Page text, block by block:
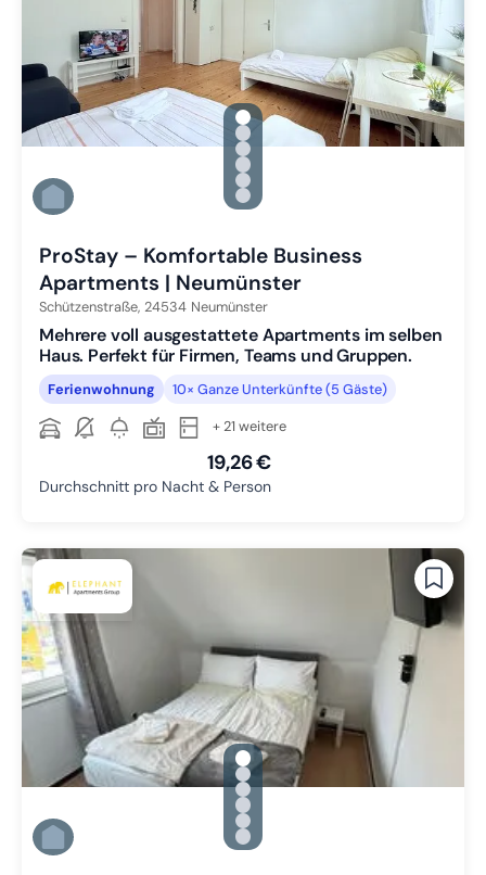
gallery.slide_selector
Zu Slide 1 wechseln
Zu Slide 2 wechseln
Zu Slide 3 wechseln
Zu Slide 4 wechseln
Zu Slide 5 wechseln
Zu Slide 6 wechseln
ProStay – Komfortable Business
Apartments | Neumünster
Schützenstraße, 24534 Neumünster
Mehrere voll ausgestattete Apartments im selben
Haus. Perfekt für Firmen, Teams und Gruppen.
Ferienwohnung 10× Ganze Unterkünfte (5 Gäste)
+ 21 weitere
19,26 €
Durchschnitt pro Nacht & Person
gallery.slide_selector
Zu Slide 1 wechseln
Zu Slide 2 wechseln
Zu Slide 3 wechseln
Zu Slide 4 wechseln
Zu Slide 5 wechseln
Zu Slide 6 wechseln